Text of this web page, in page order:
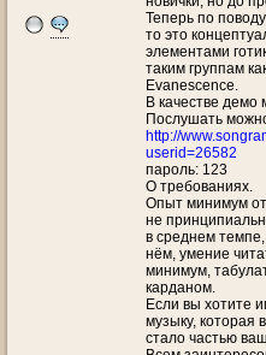
Теперь по
то это
элементами
таким группам
Evanescence.
В качестве
Послушать
http://
userid=26582
пароль: 123
О требованиях.
Опыт минимум от
не
в среднем
нём, умение
минимум,
карданом.
Если вы хотите
музыку, которая
стало частью